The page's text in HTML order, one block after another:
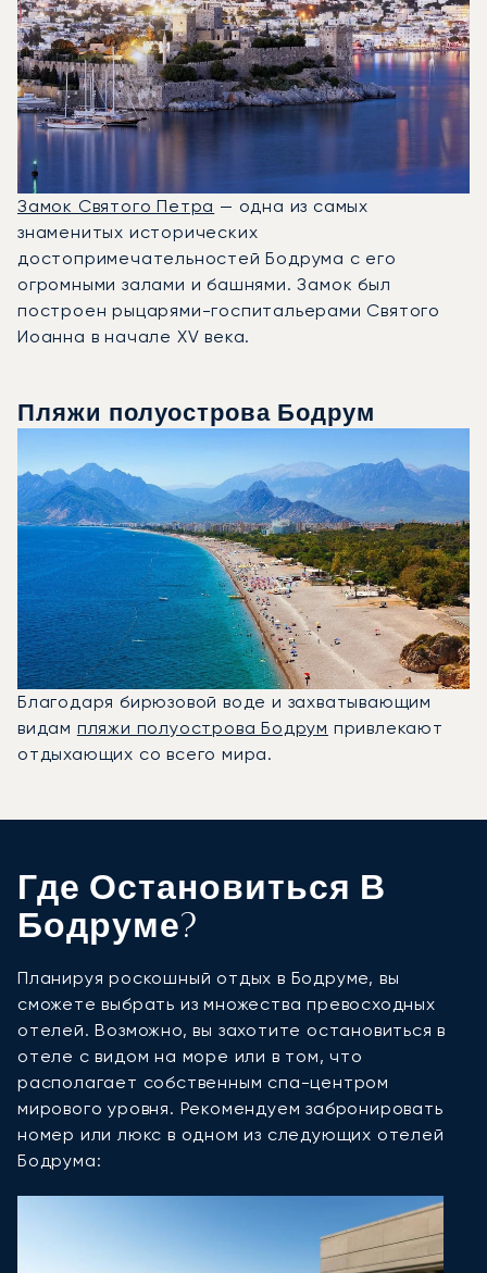
Замок Святого Петра — одна из самых
знаменитых исторических
достопримечательностей Бодрума с его
огромными залами и башнями. Замок был
построен рыцарями-госпитальерами Святого
Иоанна в начале XV века.
Пляжи полуострова Бодрум
Благодаря бирюзовой воде и захватывающим
видам пляжи полуострова Бодрум привлекают
отдыхающих со всего мира.
Где Остановиться В
Бодруме?
Планируя роскошный отдых в Бодруме, вы
сможете выбрать из множества превосходных
отелей. Возможно, вы захотите остановиться в
отеле с видом на море или в том, что
располагает собственным спа-центром
мирового уровня. Рекомендуем забронировать
номер или люкс в одном из следующих отелей
Бодрума: